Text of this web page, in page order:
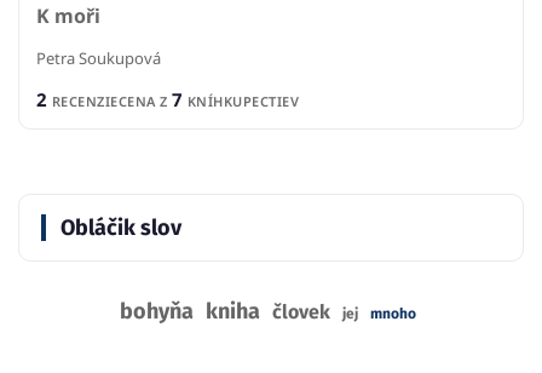
K moři
Petra Soukupová
2 RECENZIECENA Z 7 KNÍHKUPECTIEV
Obláčik slov
bohyňa kniha človek jej mnoho